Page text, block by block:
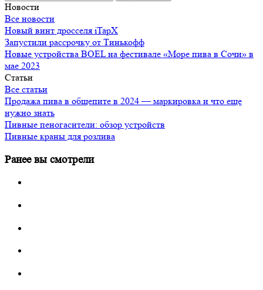
Новости
Все новости
Новый винт дросселя iTapX
Запустили рассрочку от Тинькофф
Новые устройства BOEL на фестивале «Море пива в Сочи» в
мае 2023
Статьи
Все статьи
Продажа пива в общепите в 2024 — маркировка и что еще
нужно знать
Пивные пеногасители: обзор устройств
Пивные краны для розлива
Ранее вы смотрели